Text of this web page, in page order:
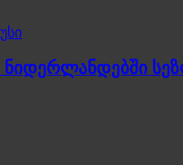
ნიდერლანდებში